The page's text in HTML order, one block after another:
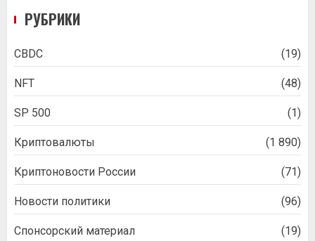
РУБРИКИ
CBDC (19)
NFT (48)
SP 500 (1)
Криптовалюты (1 890)
Криптоновости России (71)
Новости политики (96)
Спонсорский материал (19)